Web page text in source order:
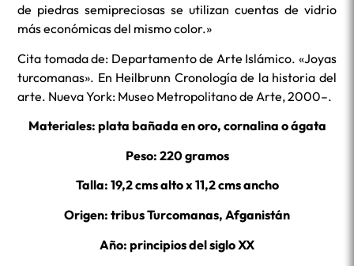
de piedras semipreciosas se utilizan cuentas de vidrio
más económicas del mismo color.»
Cita tomada de: Departamento de Arte Islámico. «Joyas
turcomanas». En Heilbrunn Cronología de la historia del
arte. Nueva York: Museo Metropolitano de Arte, 2000–.
Materiales: plata bañada en oro, cornalina o ágata
Peso: 220 gramos
Talla: 19,2 cms alto x 11,2 cms ancho
Origen: tribus Turcomanas, Afganistán
Año: principios del siglo XX